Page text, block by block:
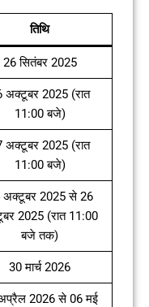
तिथि
26 सितंबर 2025
अक्टूबर 2025 (रात
11:00 बजे)
अक्टूबर 2025 (रात
11:00 बजे)
अक्टूबर 2025 से 26
2025 (रात 11:00
बजे तक)
30 मार्च 2026
2026 से 06 मई